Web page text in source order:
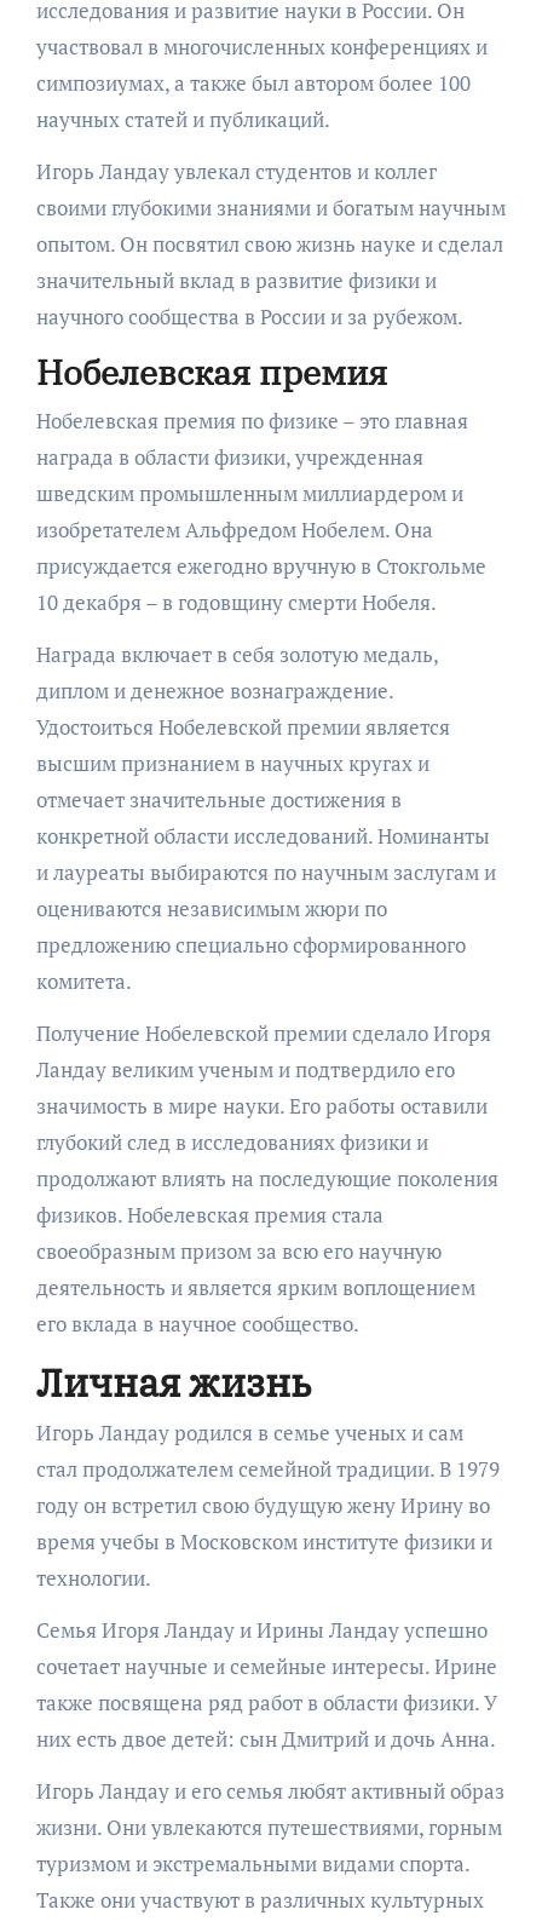
исследования и развитие науки в России. Он
участвовал в многочисленных конференциях и
симпозиумах, а также был автором более 100
научных статей и публикаций.
Игорь Ландау увлекал студентов и коллег
своими глубокими знаниями и богатым научным
опытом. Он посвятил свою жизнь науке и сделал
значительный вклад в развитие физики и
научного сообщества в России и за рубежом.
Нобелевская премия
Нобелевская премия по физике – это главная
награда в области физики, учрежденная
шведским промышленным миллиардером и
изобретателем Альфредом Нобелем. Она
присуждается ежегодно вручную в Стокгольме
10 декабря – в годовщину смерти Нобеля.
Награда включает в себя золотую медаль,
диплом и денежное вознаграждение.
Удостоиться Нобелевской премии является
высшим признанием в научных кругах и
отмечает значительные достижения в
конкретной области исследований. Номинанты
и лауреаты выбираются по научным заслугам и
оцениваются независимым жюри по
предложению специально сформированного
комитета.
Получение Нобелевской премии сделало Игоря
Ландау великим ученым и подтвердило его
значимость в мире науки. Его работы оставили
глубокий след в исследованиях физики и
продолжают влиять на последующие поколения
физиков. Нобелевская премия стала
своеобразным призом за всю его научную
деятельность и является ярким воплощением
его вклада в научное сообщество.
Личная жизнь
Игорь Ландау родился в семье ученых и сам
стал продолжателем семейной традиции. В 1979
году он встретил свою будущую жену Ирину во
время учебы в Московском институте физики и
технологии.
Семья Игоря Ландау и Ирины Ландау успешно
сочетает научные и семейные интересы. Ирине
также посвящена ряд работ в области физики. У
них есть двое детей: сын Дмитрий и дочь Анна.
Игорь Ландау и его семья любят активный образ
жизни. Они увлекаются путешествиями, горным
туризмом и экстремальными видами спорта.
Также они участвуют в различных культурных